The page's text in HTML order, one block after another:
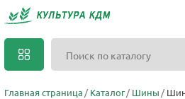
Главная страница Каталог Шины